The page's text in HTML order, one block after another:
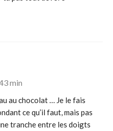
min
au chocolat … Je le fais
ce qu’il faut, mais pas
tranche entre les doigts